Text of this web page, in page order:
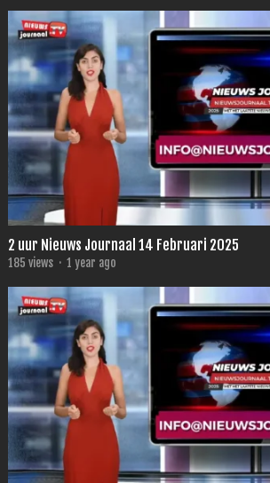
2 uur Nieuws Journaal 14 Februari 2025
185 views · 1 year ago